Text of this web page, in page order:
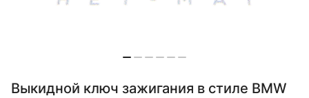
Выкидной ключ зажигания в стиле BMW